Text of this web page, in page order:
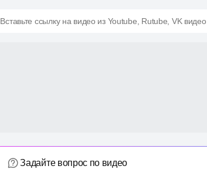
Вставьте ссылку на видео из Youtube, Rutube, VK видео
Задайте вопрос по видео